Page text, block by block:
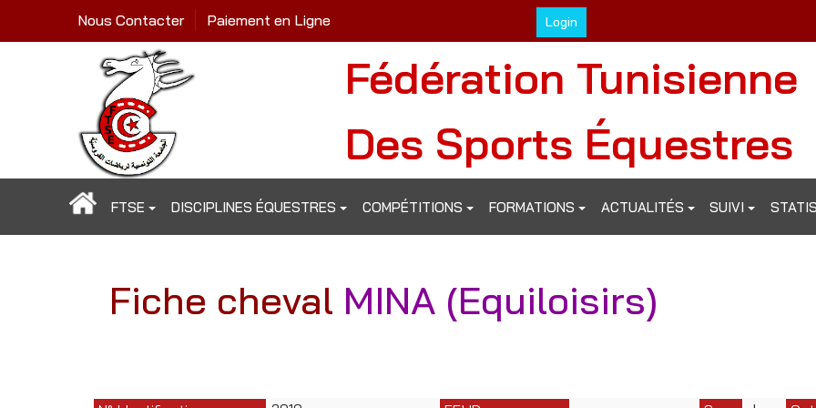
Login
Nous Contacter Paiement en Ligne
Fédération Tunisienne
Des Sports Équestres
FTSE DISCIPLINES ÉQUESTRES COMPÉTITIONS FORMATIONS ACTUALITÉS SUIVI
Fiche cheval MINA (Equiloisirs)